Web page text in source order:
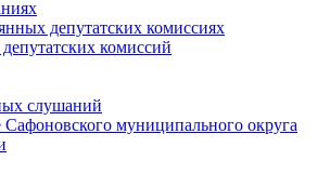
депутатских комиссиях
комиссий
слушаний
муниципального округа